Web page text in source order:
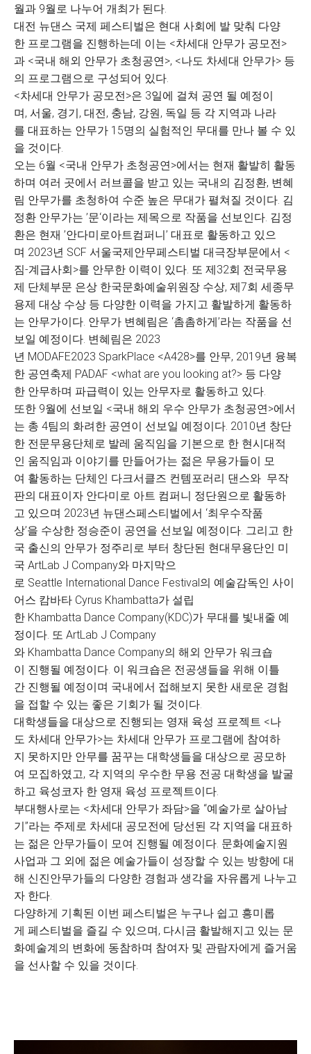
월과 9월로 나누어 개최가 된다.
대전 뉴댄스 국제 페스티벌은 현대 사회에 발 맞춰 다양
한 프로그램을 진행하는데 이는 <차세대 안무가 공모전>
과 <국내 해외 안무가 초청공연>, <나도 차세대 안무가> 등
의 프로그램으로 구성되어 있다.
<차세대 안무가 공모전>은 3일에 걸쳐 공연 될 예정이
며, 서울, 경기, 대전, 충남, 강원, 독일 등 각 지역과 나라
를 대표하는 안무가 15명의 실험적인 무대를 만나 볼 수 있
을 것이다.
오는 6월 <국내 안무가 초청공연>에서는 현재 활발히 활동
하며 여러 곳에서 러브콜을 받고 있는 국내의 김정환, 변혜
림 안무가를 초청하여 수준 높은 무대가 펼쳐질 것이다. 김
정환 안무가는 ’문‘이라는 제목으로 작품을 선보인다. 김정
환은 현재 ’안다미로아트컴퍼니’ 대표로 활동하고 있으
며 2023년 SCF 서울국제안무페스티벌 대극장부문에서 <
짐-계급사회>를 안무한 이력이 있다. 또 제32회 전국무용
제 단체부문 은상 한국문화예술위원장 수상, 제7회 세종무
용제 대상 수상 등 다양한 이력을 가지고 활발하게 활동하
는 안무가이다. 안무가 변혜림은 ‘촘촘하게’라는 작품을 선
보일 예정이다. 변혜림은 2023
년 MODAFE2023 SparkPlace <A428>를 안무, 2019년 융복
한 공연축제 PADAF <what are you looking at?> 등 다양
한 안무하며 파급력이 있는 안무자로 활동하고 있다.
또한 9월에 선보일 <국내 해외 우수 안무가 초청공연>에서
는 총 4팀의 화려한 공연이 선보일 예정이다. 2010년 창단
한 전문무용단체로 발레 움직임을 기본으로 한 현시대적
인 움직임과 이야기를 만들어가는 젊은 무용가들이 모
여 활동하는 단체인 다크서클즈 컨템포러리 댄스와 무작
판의 대표이자 안다미로 아트 컴퍼니 정단원으로 활동하
고 있으며 2023년 뉴댄스페스티벌에서 ‘최우수작품
상’을 수상한 정승준이 공연을 선보일 예정이다. 그리고 한
국 출신의 안무가 정주리로 부터 창단된 현대무용단인 미
국 ArtLab J Company와 마지막으
로 Seattle International Dance Festival의 예술감독인 사이
어스 캄바타 Cyrus Khambatta가 설립
한 Khambatta Dance Company(KDC)가 무대를 빛내줄 예
정이다. 또 ArtLab J Company
와 Khambatta Dance Company의 해외 안무가 워크숍
이 진행될 예정이다. 이 워크숍은 전공생들을 위해 이틀
간 진행될 예정이며 국내에서 접해보지 못한 새로운 경험
을 접할 수 있는 좋은 기회가 될 것이다.
대학생들을 대상으로 진행되는 영재 육성 프로젝트 <나
도 차세대 안무가>는 차세대 안무가 프로그램에 참여하
지 못하지만 안무를 꿈꾸는 대학생들을 대상으로 공모하
여 모집하였고, 각 지역의 우수한 무용 전공 대학생을 발굴
하고 육성코자 한 영재 육성 프로젝트이다.
부대행사로는 <차세대 안무가 좌담>을 “예술가로 살아남
기”라는 주제로 차세대 공모전에 당선된 각 지역을 대표하
는 젊은 안무가들이 모여 진행될 예정이다. 문화예술지원
사업과 그 외에 젊은 예술가들이 성장할 수 있는 방향에 대
해 신진안무가들의 다양한 경험과 생각을 자유롭게 나누고
자 한다.
다양하게 기획된 이번 페스티벌은 누구나 쉽고 흥미롭
게 페스티벌을 즐길 수 있으며, 다시금 활발해지고 있는 문
화예술계의 변화에 동참하며 참여자 및 관람자에게 즐거움
을 선사할 수 있을 것이다.